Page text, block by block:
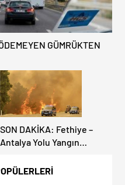
GÜMRÜKTEN
SON DAKİKA: Fethiye –
Antalya Yolu Yangın
Kapatıldı! Tahliyeler